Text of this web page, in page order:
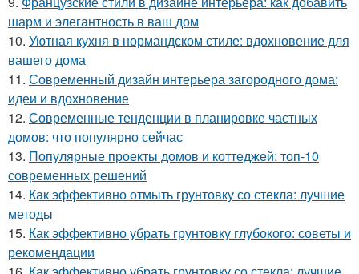
шарм и элегантность в ваш дом
10. Уютная кухня в нормандском стиле: вдохновение для
вашего дома
11. Современный дизайн интерьера загородного дома:
идеи и вдохновение
12. Современные тенденции в планировке частных
домов: что популярно сейчас
13. Популярные проекты домов и коттеджей: топ-10
современных решений
14. Как эффективно отмыть грунтовку со стекла: лучшие
методы
15. Как эффективно убрать грунтовку глубокого: советы и
рекомендации